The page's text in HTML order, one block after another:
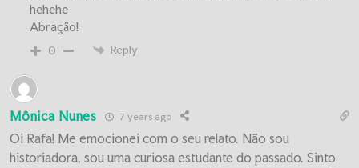
hehehe
Abração!
0 Reply
Mônica Nunes 7 years ago
Oi Rafa! Me emocionei com o seu relato. Não sou
historiadora, sou uma curiosa estudante do passado. Sinto